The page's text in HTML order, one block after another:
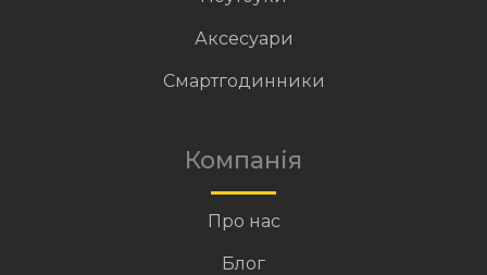
Аксесуари
Смартгодинники
Компанія
Про нас
Блог